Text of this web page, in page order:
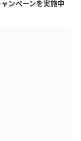
ンペーンを実施中